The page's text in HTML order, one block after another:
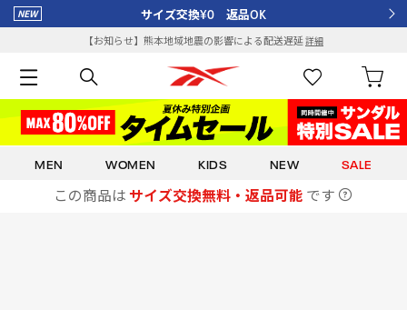
サイズ交換¥0 返品OK
【お知らせ】熊本地域地震の影響による配送遅延詳細
MEN WOMEN KIDS NEW SALE
この商品は サイズ交換無料・返品可能 です